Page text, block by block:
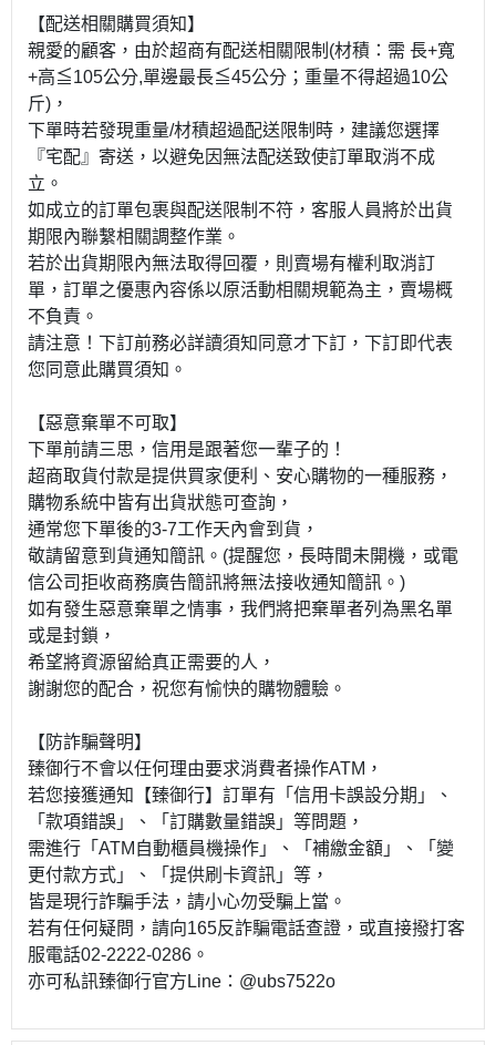
【配送相關購買須知】
親愛的顧客，由於超商有配送相關限制(材積：需 長+寬
+高≦105公分,單邊最長≦45公分；重量不得超過10公
斤)，
下單時若發現重量/材積超過配送限制時，建議您選擇
『宅配』寄送，以避免因無法配送致使訂單取消不成
立。
如成立的訂單包裹與配送限制不符，客服人員將於出貨
期限內聯繫相關調整作業。
若於出貨期限內無法取得回覆，則賣場有權利取消訂
單，訂單之優惠內容係以原活動相關規範為主，賣場概
不負責。
請注意！下訂前務必詳讀須知同意才下訂，下訂即代表
您同意此購買須知。
【惡意棄單不可取】
下單前請三思，信用是跟著您一輩子的！
超商取貨付款是提供買家便利、安心購物的一種服務，
購物系統中皆有出貨狀態可查詢，
通常您下單後的3-7工作天內會到貨，
敬請留意到貨通知簡訊。(提醒您，長時間未開機，或電
信公司拒收商務廣告簡訊將無法接收通知簡訊。)
如有發生惡意棄單之情事，我們將把棄單者列為黑名單
或是封鎖，
希望將資源留給真正需要的人，
謝謝您的配合，祝您有愉快的購物體驗。
【防詐騙聲明】
臻御行不會以任何理由要求消費者操作ATM，
若您接獲通知【臻御行】訂單有「信用卡誤設分期」、
「款項錯誤」、「訂購數量錯誤」等問題，
需進行「ATM自動櫃員機操作」、「補繳金額」、「變
更付款方式」、「提供刷卡資訊」等，
皆是現行詐騙手法，請小心勿受騙上當。
若有任何疑問，請向165反詐騙電話查證，或直接撥打客
服電話02-2222-0286。
亦可私訊臻御行官方Line：@ubs7522o